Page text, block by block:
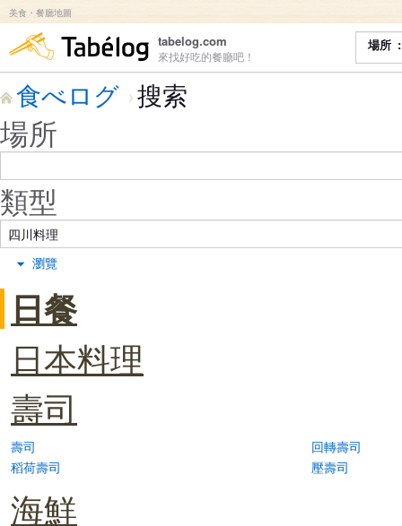
美食・餐廳地圖
食べログ
tabelog.com
來找好吃的餐廳吧！
場所
食べログ 搜索
場所
類型
瀏覽
日餐
日本料理
壽司
壽司
回轉壽司
稻荷壽司
壓壽司
海鮮